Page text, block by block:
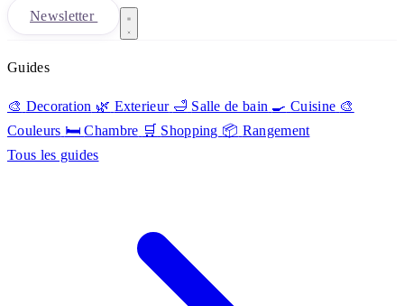
Newsletter
Guides
🎨 Decoration 🌿 Exterieur 🛁 Salle de bain 🍳 Cuisine 🎨
Couleurs 🛏️ Chambre 🛒 Shopping 📦 Rangement
Tous les guides